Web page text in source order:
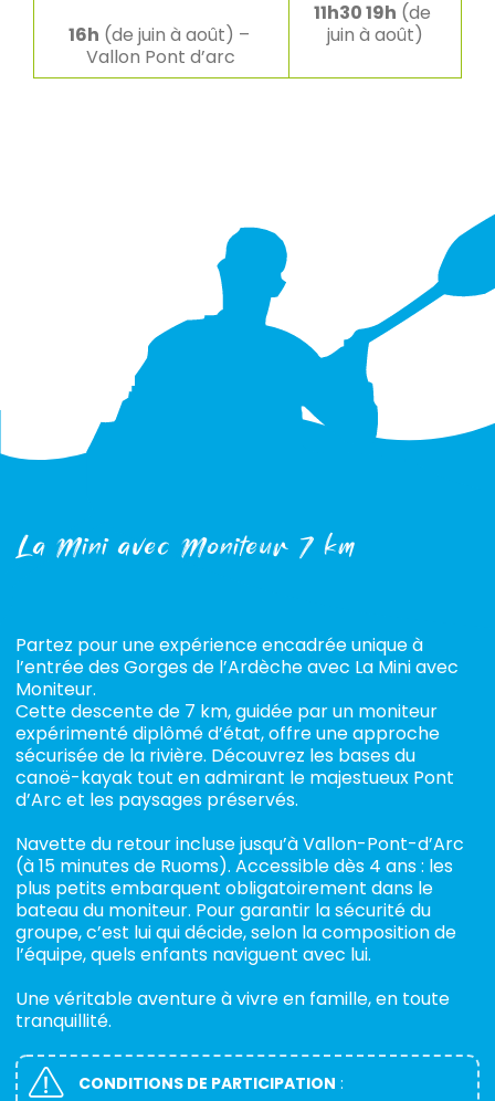
16h (de juin à août) –
Vallon Pont d’arc
11h30 19h (de
juin à août)
La Mini avec Moniteur 7 km
Partez pour une expérience encadrée unique à
l’entrée des Gorges de l’Ardèche avec La Mini avec
Moniteur.
Cette descente de 7 km, guidée par un moniteur
expérimenté diplômé d’état, offre une approche
sécurisée de la rivière. Découvrez les bases du
canoë-kayak tout en admirant le majestueux Pont
d’Arc et les paysages préservés.
Navette du retour incluse jusqu’à Vallon-Pont-d’Arc
(à 15 minutes de Ruoms). Accessible dès 4 ans : les
plus petits embarquent obligatoirement dans le
bateau du moniteur. Pour garantir la sécurité du
groupe, c’est lui qui décide, selon la composition de
l’équipe, quels enfants naviguent avec lui.
Une véritable aventure à vivre en famille, en toute
tranquillité.
CONDITIONS DE PARTICIPATION :